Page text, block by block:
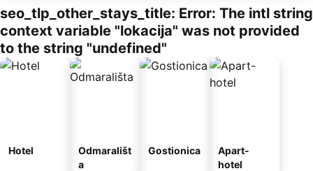
seo_tlp_other_stays_title: Error: The intl string
context variable "lokacija" was not provided
to the string "undefined"
Hotel
Odmarališt
a
Gostionica
Apart-
hotel